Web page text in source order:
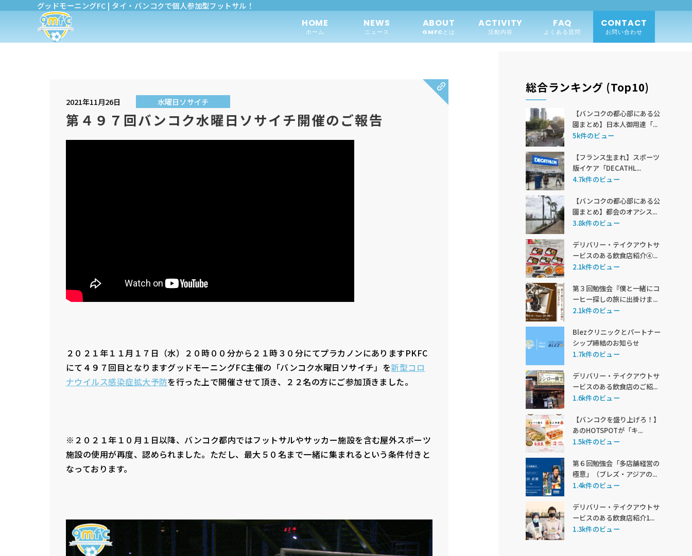
グッドモーニングFC | タイ・バンコクで個人参加型フットサル！
HOME
ホーム
NEWS
ニュース
ABOUT
GMFCとは
ACTIVITY
活動内容
FAQ
よくある質問
CONTACT
お問い合わせ
2021年11月26日 水曜日ソサイチ
第４９７回バンコク水曜日ソサイチ開催のご報告
２０２１年１１月１７日（水）２０時００分から２１時３０分にてプラカノンにありますPKFC
にて４９７回目となりますグッドモーニングFC主催の「バンコク水曜日ソサイチ」を新型コロ
ナウイルス感染症拡大予防を行った上で開催させて頂き、２２名の方にご参加頂きました。
※２０２１年１０月１日以降、バンコク都内ではフットサルやサッカー施設を含む屋外スポーツ
施設の使用が再度、認められました。ただし、最大５０名まで一緒に集まれるという条件付きと
なっております。
総合ランキング (Top10)
【バンコクの都心部にある公
園まとめ】日本人御用達「...
5k件のビュー
【フランス生まれ】スポーツ
版イケア「DECATHL...
4.7k件のビュー
【バンコクの都心部にある公
園まとめ】都会のオアシス...
3.8k件のビュー
デリバリー・テイクアウトサ
ービスのある飲食店紹介④...
2.1k件のビュー
第３回勉強会『僕と一緒にコ
ーヒー探しの旅に出掛けま...
2.1k件のビュー
Blezクリニックとパートナー
シップ締結のお知らせ
1.7k件のビュー
デリバリー・テイクアウトサ
ービスのある飲食店のご紹...
1.6k件のビュー
【バンコクを盛り上げろ！】
あのHOTSPOTが「キ...
1.5k件のビュー
第６回勉強会「多店舗経営の
極意」（ブレズ・アジアの...
1.4k件のビュー
デリバリー・テイクアウトサ
ービスのある飲食店紹介1...
1.3k件のビュー